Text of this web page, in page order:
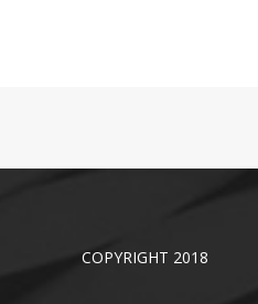
COPYRIGHT 2018